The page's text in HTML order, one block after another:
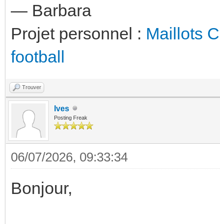
— Barbara
Projet personnel : Maillots
football
Trouver
Ives
Posting Freak
06/07/2026, 09:33:34
Bonjour,